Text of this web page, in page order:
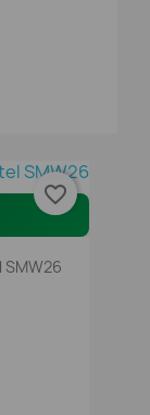
favorite_border